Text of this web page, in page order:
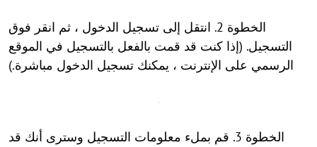
الخطوة 2. انتقل إلى تسجيل الدخول ، ثم انقر فوق
التسجيل. (إذا كنت قد قمت بالفعل بالتسجيل في الموقع
الرسمي على الإنترنت ، يمكنك تسجيل الدخول مباشرة.)
الخطوة 3. قم بملء معلومات التسجيل وسترى أنك قد